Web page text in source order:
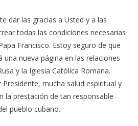
dar las gracias a Usted y a las
todas las condiciones necesarias
Francisco. Estoy seguro de que
nueva página en las relaciones
y la Iglesia Católica Romana.
mucha salud espiritual y
la prestación de tan responsable
pueblo cubano.